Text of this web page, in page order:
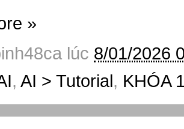
»
lúc 8/01/2026
, AI > Tutorial, KHÓA